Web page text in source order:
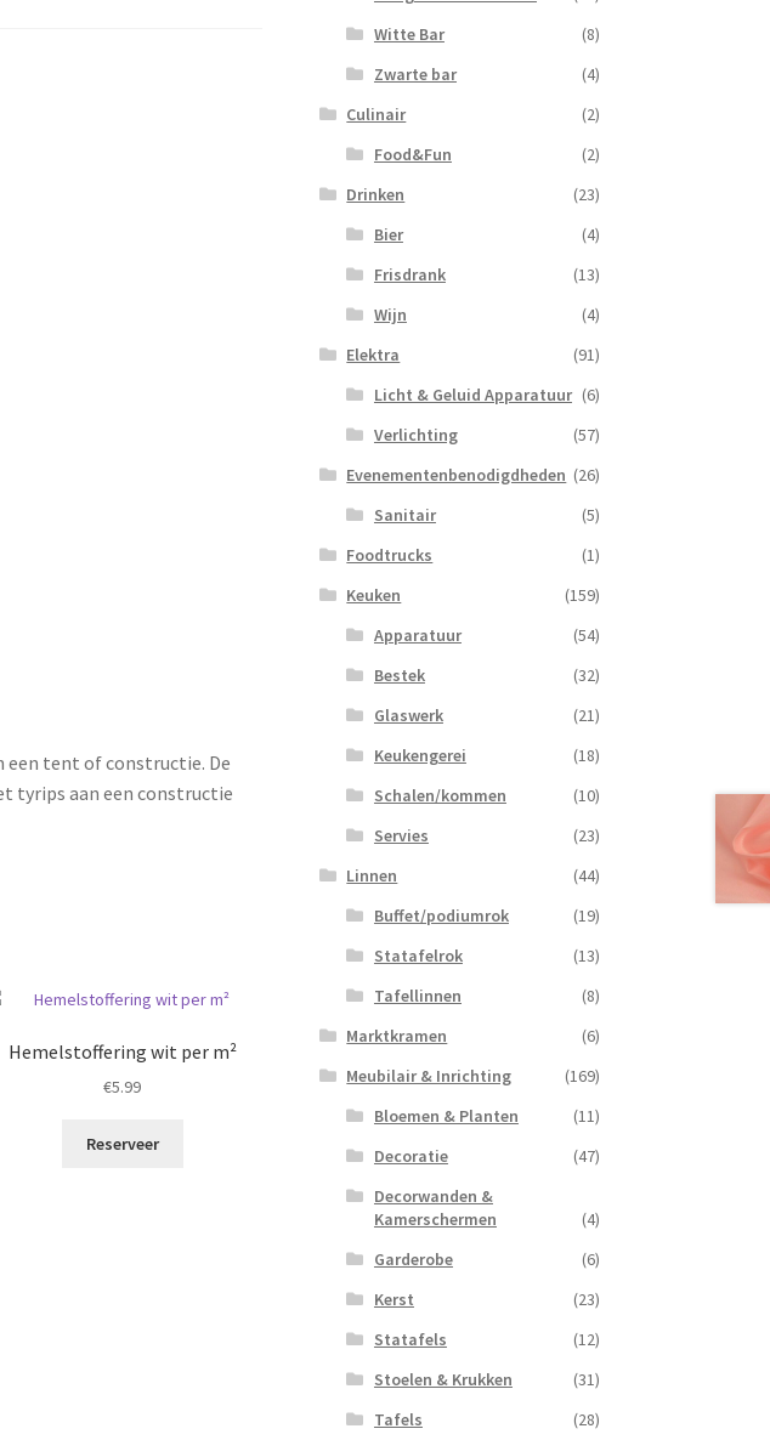
een tent of constructie. De
tyrips aan een constructie
Hemelstoffering wit per m²
€5.99
Reserveer
Witte Bar
(8)
Zwarte bar
(4)
Culinair
(2)
Food&Fun
(2)
Drinken
(23)
Bier
(4)
Frisdrank
(13)
Wijn
(4)
Elektra
(91)
Licht & Geluid Apparatuur (6)
Verlichting
(57)
Evenementenbenodigdheden (26)
Sanitair
(5)
Foodtrucks
(1)
Keuken
(159)
Apparatuur
(54)
Bestek
(32)
Glaswerk
(21)
Keukengerei
(18)
Schalen/kommen
(10)
Servies
(23)
Linnen
(44)
Buffet/podiumrok
(19)
Statafelrok
(13)
Tafellinnen
(8)
Marktkramen
(6)
Meubilair & Inrichting
(169)
Bloemen & Planten
(11)
Decoratie
(47)
Decorwanden &
Kamerschermen
(4)
Garderobe
(6)
Kerst
(23)
Statafels
(12)
Stoelen & Krukken
(31)
Tafels
(28)